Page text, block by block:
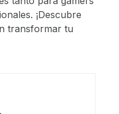
¡Descubre
transformar tu